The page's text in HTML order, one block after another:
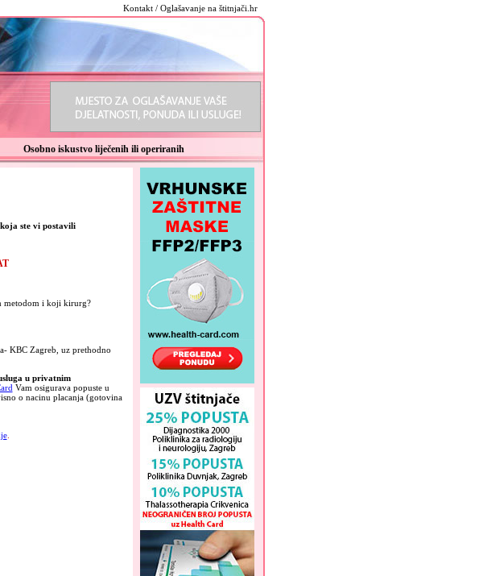
Kontakt / Oglašavanje na štitnjači.hr
Osobno iskustvo liječenih ili operiranih
ste vi postavili
metodom i koji kirurg?
KBC Zagreb, uz prethodno
u privatnim
Vam osigurava popuste u
o nacinu placanja (gotovina
.